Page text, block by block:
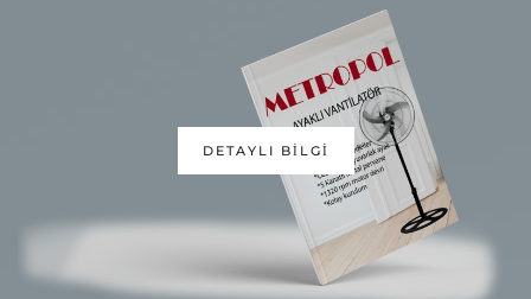
DETAYLI BİLGİ